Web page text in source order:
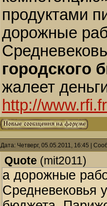
продуктами
дорожные
городского
жалеет
http://
Дата: Четверг, 05.05.2011, 16:45 |
Quote (mit2011)
а дорожные
Средневековья